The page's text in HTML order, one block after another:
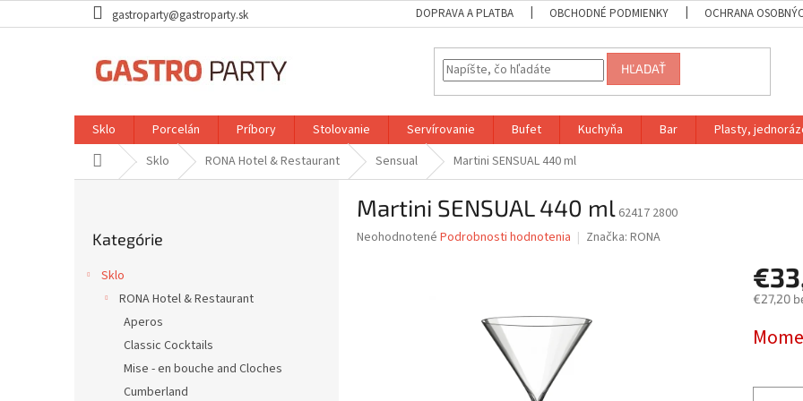
na
gastroparty@gastroparty.sk DOPRAVA A PLATBA OBCHODNÉ PODMIENKY OCHRANA
HĽADAŤ
Sklo Porcelán Príbory Stolovanie Servírovanie Bufet Kuchyňa Bar Plasty,
DomovSklo RONA Hotel & Restaurant Sensual Martini SENSUAL 440 ml
kategórie
Kategórie
Sklo
RONA Hotel & Restaurant
Aperos
Classic Cocktails
Mise - en bouche and Cloches
Cumberland
Martini SENSUAL 440 ml 62417 2800
Priemerné
Neohodnotené Podrobnosti hodnotenia Značka: RONA
€27,20
cena: